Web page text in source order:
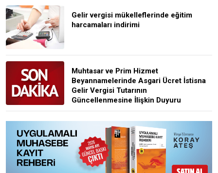
Gelir vergisi mükelleflerinde eğitim
harcamaları indirimi
Muhtasar ve Prim Hizmet
Beyannamelerinde Asgari Ücret İstisna
Gelir Vergisi Tutarının
Güncellenmesine İlişkin Duyuru